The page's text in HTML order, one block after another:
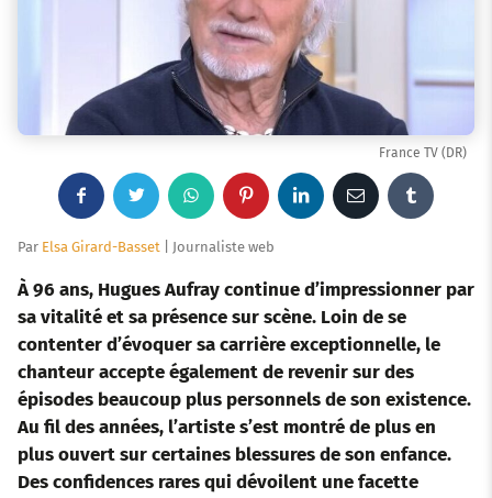
France TV (DR)
a
c
b
o
o
w
i
t
t
e
W
h
a
s
a
P
i
n
t
e
r
n
e
d
I
E
a
l
m
b
r
Par Elsa Girard-Basset | Journaliste web
À 96 ans, Hugues Aufray continue d’impressionner par
sa vitalité et sa présence sur scène. Loin de se
contenter d’évoquer sa carrière exceptionnelle, le
chanteur accepte également de revenir sur des
épisodes beaucoup plus personnels de son existence.
Au fil des années, l’artiste s’est montré de plus en
plus ouvert sur certaines blessures de son enfance.
Des confidences rares qui dévoilent une facette